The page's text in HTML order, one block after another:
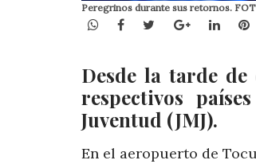
Peregrinos durante sus retornos.
WhatsApp
Facebook
TwitterGoogle+
Desde la tarde
respectivos
Juventud (JMJ).
En el aeropuerto de